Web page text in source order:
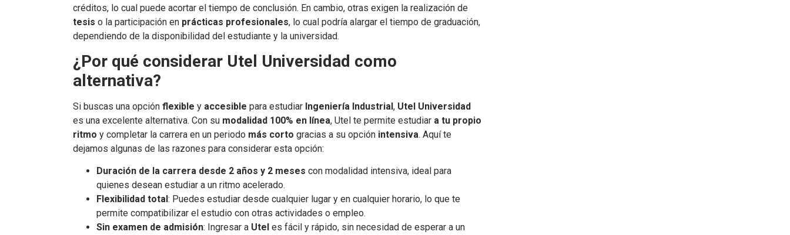
créditos, lo cual puede acortar el tiempo de conclusión. En cambio, otras exigen la realización de
tesis o la participación en prácticas profesionales, lo cual podría alargar el tiempo de graduación,
dependiendo de la disponibilidad del estudiante y la universidad.
¿Por qué considerar Utel Universidad como
alternativa?
Si buscas una opciónflexible y accesible para estudiar Ingeniería Industrial, Utel Universidad
es una excelente alternativa. Con su modalidad 100% en línea, Utel te permite estudiar a tu propio
ritmo y completar la carrera en un periodo más corto gracias a su opción intensiva. Aquí te
dejamos algunas de las razones para considerar esta opción:
Duración de la carrera desde 2 años y 2 meses con modalidad intensiva, ideal para
quienes desean estudiar a un ritmo acelerado.
Flexibilidad total: Puedes estudiar desde cualquier lugar y en cualquier horario, lo que te
permite compatibilizar el estudio con otras actividades o empleo.
Sin examen de admisión: Ingresar a Utel es fácil y rápido, sin necesidad de esperar a un